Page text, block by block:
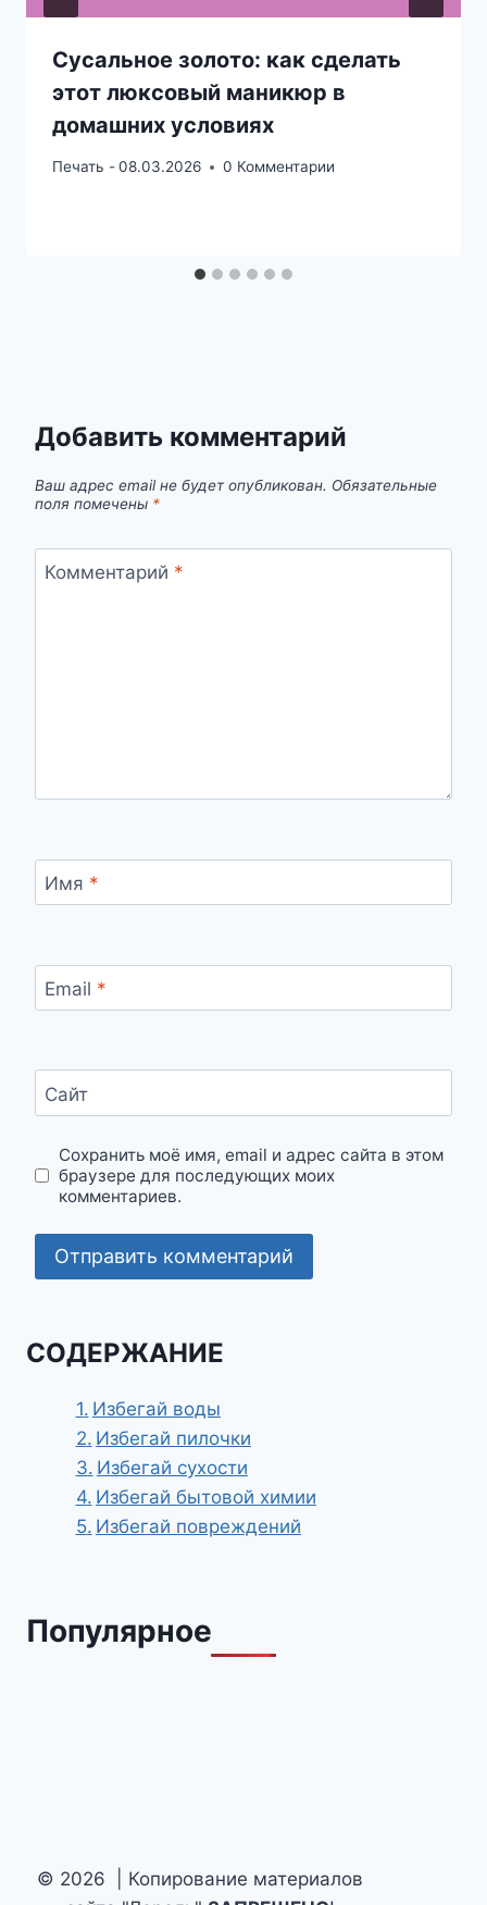
Сусальное золото: как сделать
этот люксовый маникюр в
домашних условиях
Печать -08.03.2026 0 Комментарии
Добавить комментарий
Ваш адрес email не будет опубликован. Обязательные
поля помечены *
Комментарий *
Имя *
Email *
Сайт
Сохранить моё имя, email и адрес сайта в этом
браузере для последующих моих
комментариев.
СОДЕРЖАНИЕ
Избегай воды
Избегай пилочки
Избегай сухости
Избегай бытовой химии
Избегай повреждений
Популярное
© 2026 | Копирование материалов